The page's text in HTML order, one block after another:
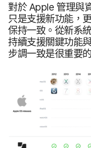
對於Apple 管理​與​
只是​支援​新功能，​
保持​一致。​從新​系
持續​支援​關鍵​功能​
步調一​致​是​很​重要​